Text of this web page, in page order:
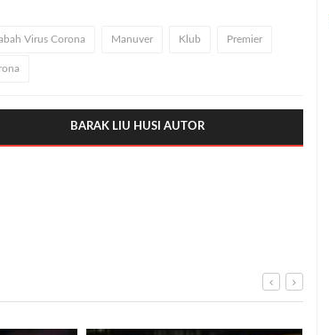
Virus Corona Manuver Klub Premier
BARAK LIU HUSI AUTOR